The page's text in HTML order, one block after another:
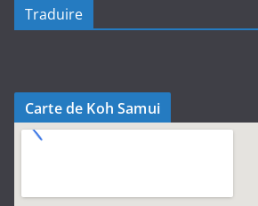
Traduire
Carte de Koh Samui